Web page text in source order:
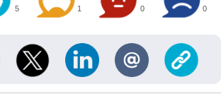
5 1 0 0